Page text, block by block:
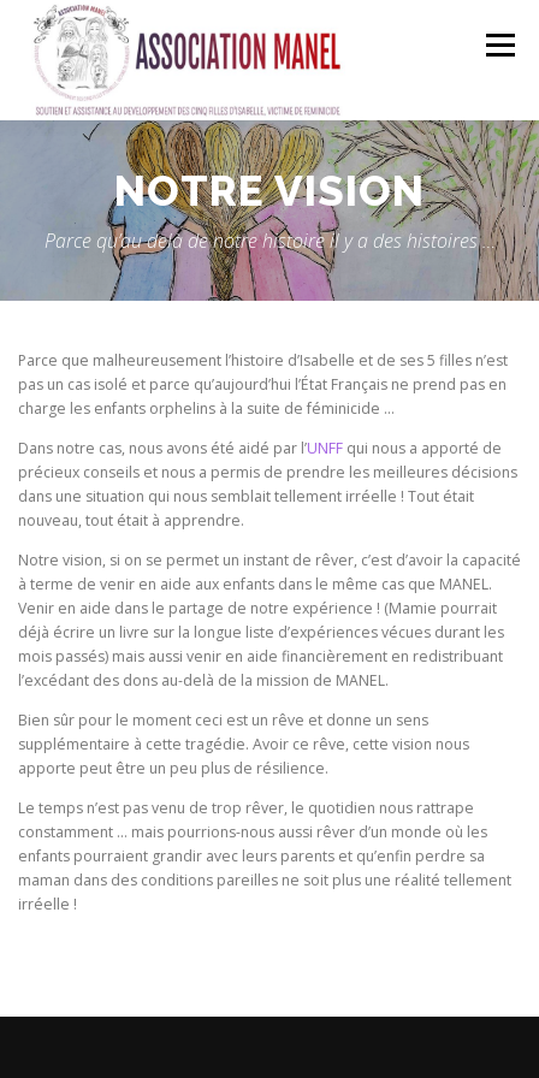
content
Menu
A PROPOS MANEL EN ACTION
FAIRE UN DON ADHÉRER BOUTIQUE EN LIGNE
NOTRE VISION
Parce qu’au delà de notre histoire il y a des histoires …
Parce que malheureusement l’histoire d’Isabelle et de ses 5 filles n’est
pas un cas isolé et parce qu’aujourd’hui l’État Français ne prend pas en
charge les enfants orphelins à la suite de féminicide …
Dans notre cas, nous avons été aidé par l’UNFF qui nous a apporté de
précieux conseils et nous a permis de prendre les meilleures décisions
dans une situation qui nous semblait tellement irréelle ! Tout était
nouveau, tout était à apprendre.
Notre vision, si on se permet un instant de rêver, c’est d’avoir la capacité
à terme de venir en aide aux enfants dans le même cas que MANEL.
Venir en aide dans le partage de notre expérience ! (Mamie pourrait
déjà écrire un livre sur la longue liste d’expériences vécues durant les
mois passés) mais aussi venir en aide financièrement en redistribuant
l’excédant des dons au-delà de la mission de MANEL.
Bien sûr pour le moment ceci est un rêve et donne un sens
supplémentaire à cette tragédie. Avoir ce rêve, cette vision nous
apporte peut être un peu plus de résilience.
Le temps n’est pas venu de trop rêver, le quotidien nous rattrape
constamment … mais pourrions-nous aussi rêver d’un monde où les
enfants pourraient grandir avec leurs parents et qu’enfin perdre sa
maman dans des conditions pareilles ne soit plus une réalité tellement
irréelle !